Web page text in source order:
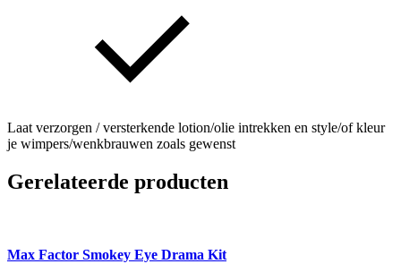
Laat verzorgen / versterkende lotion/olie intrekken en style/of kleur
je wimpers/wenkbrauwen zoals gewenst
Gerelateerde producten
Max Factor Smokey Eye Drama Kit